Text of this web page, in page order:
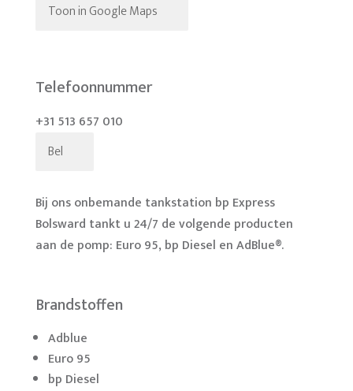
Toon in Google Maps
Telefoonnummer
+31 513 657 010
Bel
Bij ons onbemande tankstation bp Express
Bolsward tankt u 24/7 de volgende producten
aan de pomp: Euro 95, bp Diesel en AdBlue®.
Brandstoffen
Adblue
Euro 95
bp Diesel